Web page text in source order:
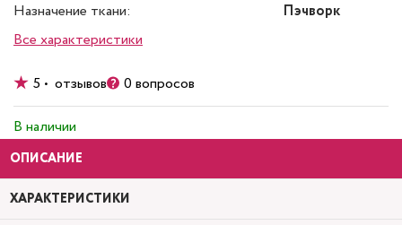
Назначение ткани:
Пэчворк
Все характеристики
5 • отзывов 0 вопросов
В наличии
ОПИСАНИЕ
ХАРАКТЕРИСТИКИ